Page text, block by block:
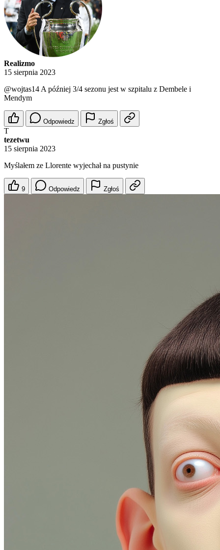
Realizmo
15 sierpnia 2023
@wojtas14 A później 3/4 sezonu jest w szpitalu z Dembele i
Mendym
Odpowiedz Zgłoś
T
tezetwu
15 sierpnia 2023
Myślałem ze Llorente wyjechał na pustynie
9 Odpowiedz Zgłoś